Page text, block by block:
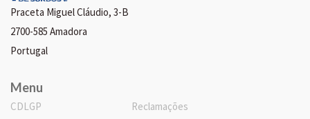
Praceta Miguel Cláudio, 3-B
2700-585 Amadora
Portugal
Menu
CDLGP
Reclamações